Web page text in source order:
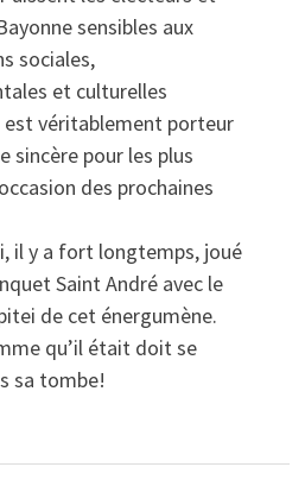
sensibles aux
sociales,
et culturelles
véritablement porteur
sincère pour les plus
des prochaines
il y a fort longtemps, joué
Saint André avec le
de cet énergumène.
qu’il était doit se
sa tombe!